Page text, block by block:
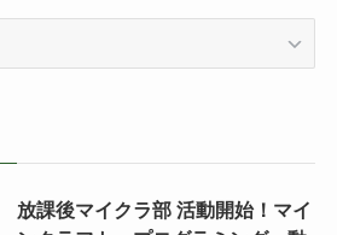
放課後マイクラ部 活動開始！マイ